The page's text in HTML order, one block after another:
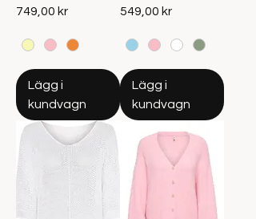
Pris
749,00 kr
Lägg i
kundvagn
Pris
549,00 kr
Lägg i
kundvagn